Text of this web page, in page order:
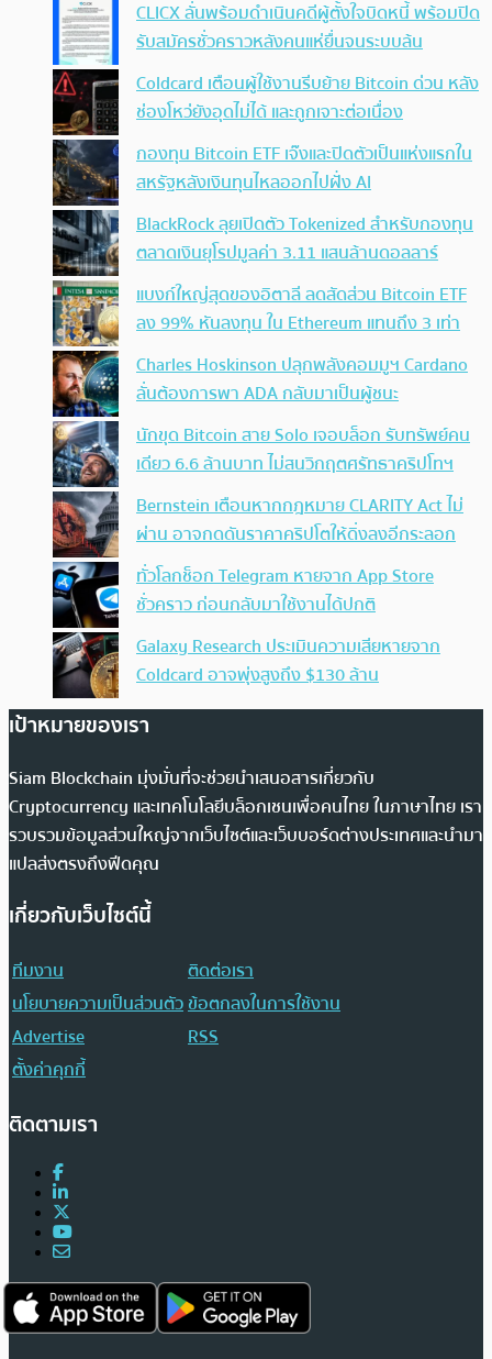
CLICX ลั่นพร้อมดำเนินคดีผู้ตั้งใจบิดหนี้ พร้อมปิด
รับสมัครชั่วคราวหลังคนแห่ยื่นจนระบบล้น
Coldcard เตือนผู้ใช้งานรีบย้าย Bitcoin ด่วน หลัง
ช่องโหว่ยังอุดไม่ได้ และถูกเจาะต่อเนื่อง
กองทุน Bitcoin ETF เจ๊งและปิดตัวเป็นแห่งแรกใน
สหรัฐหลังเงินทุนไหลออกไปฝั่ง AI
BlackRock ลุยเปิดตัว Tokenized สำหรับกองทุน
ตลาดเงินยุโรปมูลค่า 3.11 แสนล้านดอลลาร์
แบงก์ใหญ่สุดของอิตาลี ลดสัดส่วน Bitcoin ETF
ลง 99% หันลงทุน ใน Ethereum แทนถึง 3 เท่า
Charles Hoskinson ปลุกพลังคอมมูฯ Cardano
ลั่นต้องการพา ADA กลับมาเป็นผู้ชนะ
นักขุด Bitcoin สาย Solo เจอบล็อก รับทรัพย์คน
เดียว 6.6 ล้านบาท ไม่สนวิกฤตศรัทธาคริปโทฯ
Bernstein เตือนหากกฎหมาย CLARITY Act ไม่
ผ่าน อาจกดดันราคาคริปโตให้ดิ่งลงอีกระลอก
ทั่วโลกช็อก Telegram หายจาก App Store
ชั่วคราว ก่อนกลับมาใช้งานได้ปกติ
Galaxy Research ประเมินความเสียหายจาก
Coldcard อาจพุ่งสูงถึง $130 ล้าน
เป้าหมายของเรา
Siam Blockchain มุ่งมั่นที่จะช่วยนำเสนอสารเกี่ยวกับ
Cryptocurrency และเทคโนโลยีบล็อกเชนเพื่อคนไทย ในภาษาไทย เรา
รวบรวมข้อมูลส่วนใหญ่จากเว็บไซต์และเว็บบอร์ดต่างประเทศและนำมา
แปลส่งตรงถึงฟีดคุณ
เกี่ยวกับเว็บไซต์นี้
ทีมงาน
ติดต่อเรา
นโยบายความเป็นส่วนตัวข้อตกลงในการใช้งาน
Advertise
RSS
ตั้งค่าคุกกี้
ติดตามเรา